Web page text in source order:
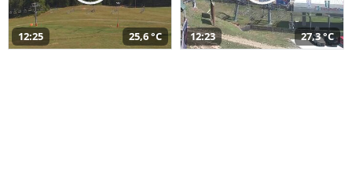
12:25 25,6 °C 12:23 27,3 °C